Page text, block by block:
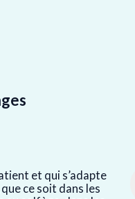
et qui s’adapte
ce soit dans les